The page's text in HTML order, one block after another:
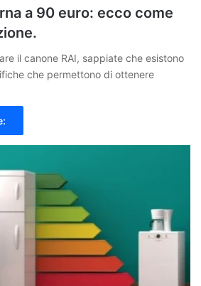
a 90 euro: ecco come
il canone RAI, sappiate che esistono
che permettono di ottenere